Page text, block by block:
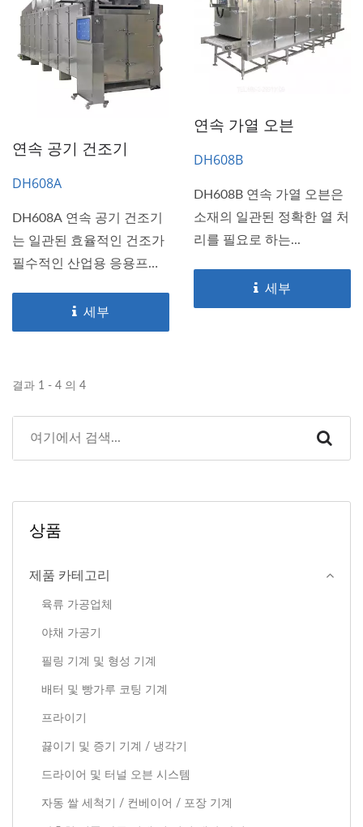
연속 공기 건조기
DH608A
DH608A 연속 공기 건조기
는 일관된 효율적인 건조가
필수적인 산업용 응용프로
세부
연속 가열 오븐
DH608B
DH608B 연속 가열 오븐은
소재의 일관된 정확한 열 처
리를 필요로 하는...
세부
결과 1 - 4 의 4
상품
제품 카테고리
육류 가공업체
야채 가공기
필링 기계 및 형성 기계
배터 및 빵가루 코팅 기계
프라이기
끓이기 및 증기 기계 / 냉각기
드라이어 및 터널 오븐 시스템
자동 쌀 세척기 / 컨베이어 / 포장 기계